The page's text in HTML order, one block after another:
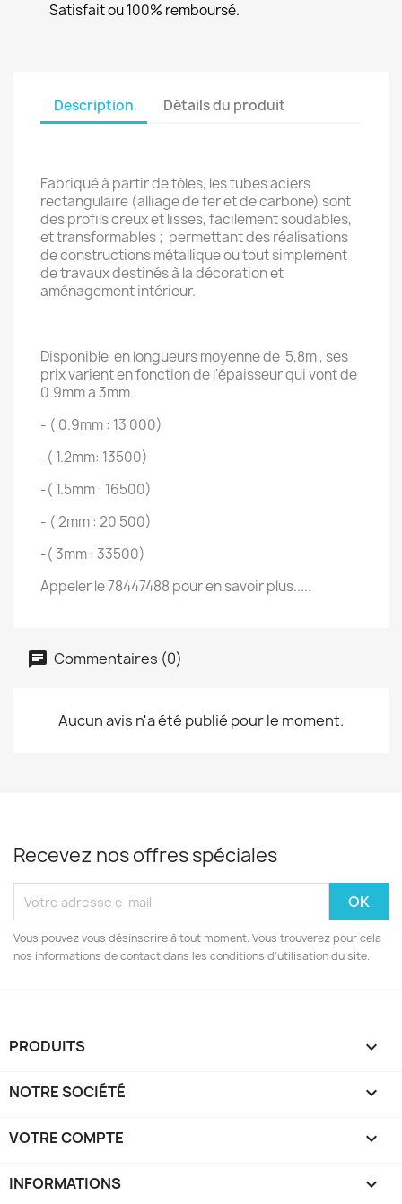
Satisfait ou 100% remboursé.
Description Détails du produit
Fabriqué à partir de tôles, les tubes aciers
rectangulaire (alliage de fer et de carbone) sont
des profils creux et lisses, facilement soudables,
et transformables ; permettant des réalisations
de constructions métallique ou tout simplement
de travaux destinés à la décoration et
aménagement intérieur.
Disponible en longueurs moyenne de 5,8m , ses
prix varient en fonction de l'épaisseur qui vont de
0.9mm a 3mm.
- ( 0.9mm : 13 000)
-( 1.2mm: 13500)
-( 1.5mm : 16500)
- ( 2mm : 20 500)
-( 3mm : 33500)
Appeler le 78447488 pour en savoir plus.....
Commentaires (0)
Aucun avis n'a été publié pour le moment.
Recevez nos offres spéciales
Vous pouvez vous désinscrire à tout moment. Vous trouverez pour cela
nos informations de contact dans les conditions d'utilisation du site.
PRODUITS 
NOTRE SOCIÉTÉ 
VOTRE COMPTE 
INFORMATIONS keyboard_arrow_down